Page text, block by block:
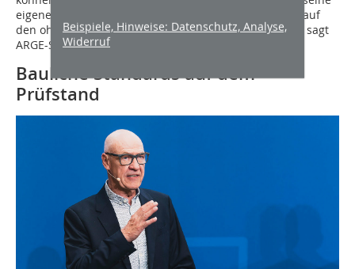
eigenen vier Wände anschaffen konnte, drängt heute auf
den ohnehin überstrapazierten Mietwohnungsmarkt“, sagt
ARGE-Studienleiter Prof. Dietmar Walberg.
Bauliche Standards auf dem
Prüfstand
Beispiele, Hinweise: Datenschutz, Analyse,
Widerruf